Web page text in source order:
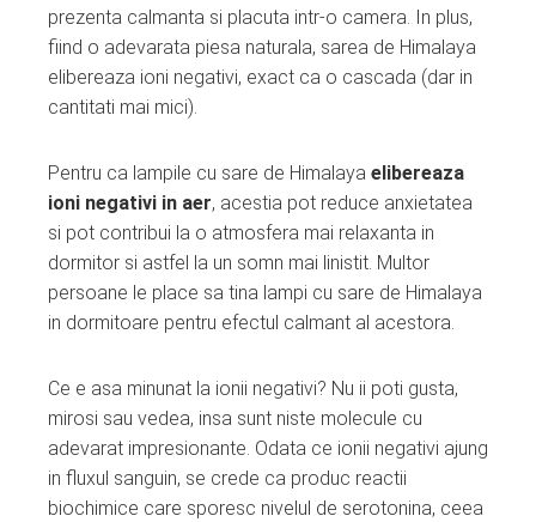
prezenta calmanta si placuta intr-o camera. In plus,
fiind o adevarata piesa naturala, sarea de Himalaya
elibereaza ioni negativi, exact ca o cascada (dar in
cantitati mai mici).
Pentru ca lampile cu sare de Himalaya elibereaza
ioni negativi in aer, acestia pot reduce anxietatea
si pot contribui la o atmosfera mai relaxanta in
dormitor si astfel la un somn mai linistit. Multor
persoane le place sa tina lampi cu sare de Himalaya
in dormitoare pentru efectul calmant al acestora.
Ce e asa minunat la ionii negativi? Nu ii poti gusta,
mirosi sau vedea, insa sunt niste molecule cu
adevarat impresionante. Odata ce ionii negativi ajung
in fluxul sanguin, se crede ca produc reactii
biochimice care sporesc nivelul de serotonina, ceea